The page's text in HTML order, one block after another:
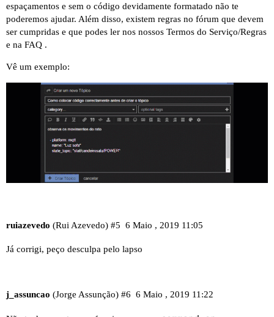
espaçamentos e sem o código devidamente formatado não te
poderemos ajudar. Além disso, existem regras no fórum que devem
ser cumpridas e que podes ler nos nossos Termos do Serviço/Regras
e na FAQ .
Vê um exemplo:
ruiazevedo (Rui Azevedo) 6 Maio , 2019 11:05
#5
Já corrigi, peço desculpa pelo lapso
j_assuncao (Jorge Assunção) 6 Maio , 2019 11:22
#6